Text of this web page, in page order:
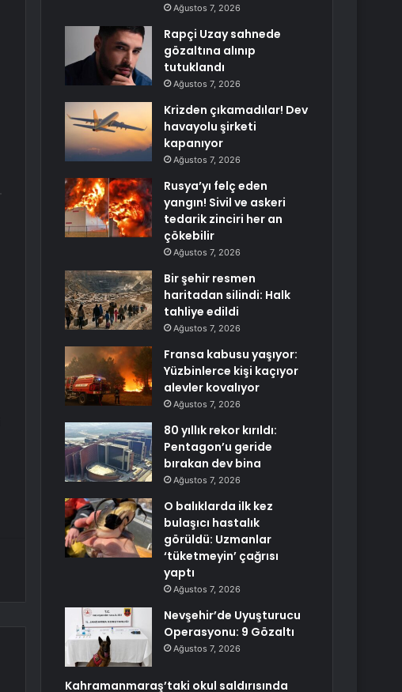
Ağustos 7, 2026
Rapçi Uzay sahnede
gözaltına alınıp
tutuklandı
Ağustos 7, 2026
Krizden çıkamadılar! Dev
havayolu şirketi
kapanıyor
Ağustos 7, 2026
Rusya’yı felç eden
yangın! Sivil ve askeri
tedarik zinciri her an
çökebilir
Ağustos 7, 2026
Bir şehir resmen
haritadan silindi: Halk
tahliye edildi
Ağustos 7, 2026
Fransa kabusu yaşıyor:
Yüzbinlerce kişi kaçıyor
alevler kovalıyor
Ağustos 7, 2026
80 yıllık rekor kırıldı:
Pentagon’u geride
bırakan dev bina
Ağustos 7, 2026
O balıklarda ilk kez
bulaşıcı hastalık
görüldü: Uzmanlar
‘tüketmeyin’ çağrısı
yaptı
Ağustos 7, 2026
Nevşehir’de Uyuşturucu
Operasyonu: 9 Gözaltı
Ağustos 7, 2026
Kahramanmaraş’taki okul saldırısında